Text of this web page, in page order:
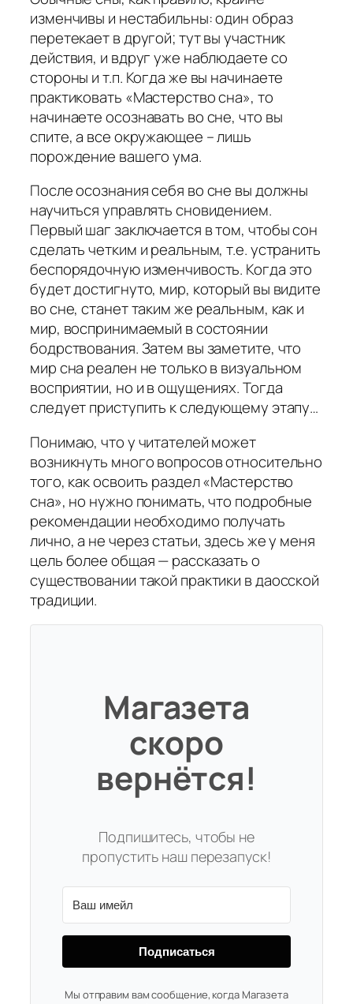
изменчивы и нестабильны: один образ
перетекает в другой; тут вы участник
действия, и вдруг уже наблюдаете со
стороны и т.п. Когда же вы начинаете
практиковать «Мастерство сна», то
начинаете осознавать во сне, что вы
спите, а все окружающее – лишь
порождение вашего ума.
После осознания себя во сне вы должны
научиться управлять сновидением.
Первый шаг заключается в том, чтобы сон
сделать четким и реальным, т.е. устранить
беспорядочную изменчивость. Когда это
будет достигнуто, мир, который вы видите
во сне, станет таким же реальным, как и
мир, воспринимаемый в состоянии
бодрствования. Затем вы заметите, что
мир сна реален не только в визуальном
восприятии, но и в ощущениях. Тогда
следует приступить к следующему этапу…
Понимаю, что у читателей может
возникнуть много вопросов относительно
того, как освоить раздел «Мастерство
сна», но нужно понимать, что подробные
рекомендации необходимо получать
лично, а не через статьи, здесь же у меня
цель более общая — рассказать о
существовании такой практики в даосской
традиции.
Магазета
скоро
вернётся!
Подпишитесь, чтобы не
пропустить наш перезапуск!
Подписаться
Мы отправим вам сообщение, когда Магазета